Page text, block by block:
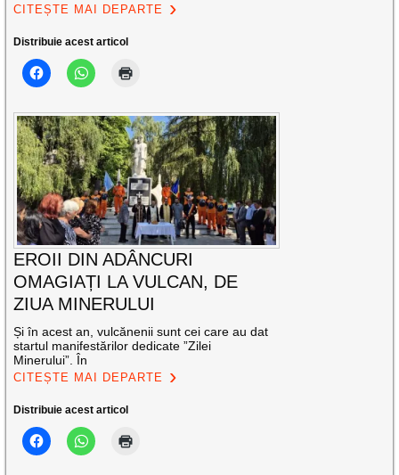
CITEȘTE MAI DEPARTE
Distribuie acest articol
EROII DIN ADÂNCURI
OMAGIAȚI LA VULCAN, DE
ZIUA MINERULUI
Și în acest an, vulcănenii sunt cei care au dat
startul manifestărilor dedicate ”Zilei
Minerului”. În
CITEȘTE MAI DEPARTE
Distribuie acest articol